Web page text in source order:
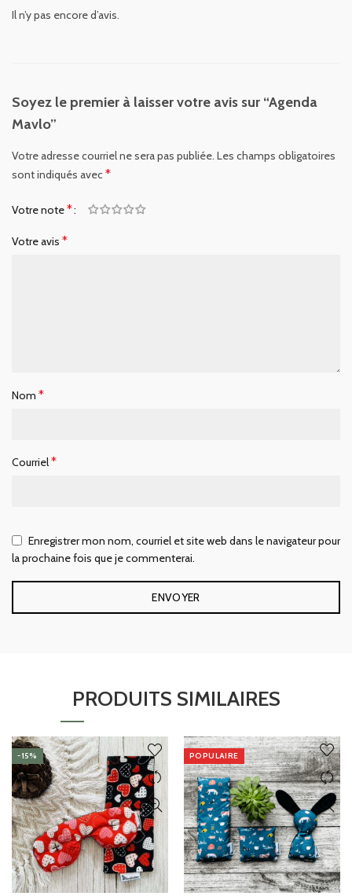
Il n’y pas encore d’avis.
Soyez le premier à laisser votre avis sur “Agenda
Mavlo”
Votre adresse courriel ne sera pas publiée. Les champs obligatoires
sont indiqués avec*
Votre note*
Votre avis *
Nom *
Courriel*
Enregistrer mon nom, courriel et site web dans le navigateur pour
la prochaine fois que je commenterai.
PRODUITS SIMILAIRES
-15% POPULAIRE